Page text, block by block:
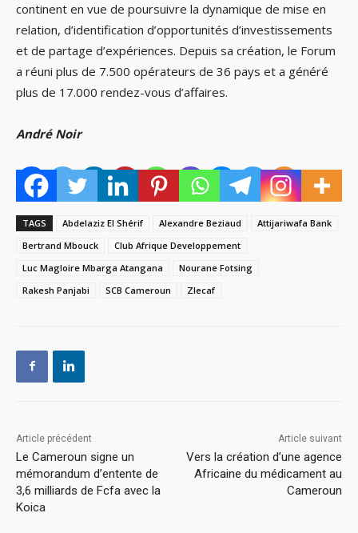
continent en vue de poursuivre la dynamique de mise en
relation, d’identification d’opportunités d’investissements
et de partage d’expériences. Depuis sa création, le Forum
a réuni plus de 7.500 opérateurs de 36 pays et a généré
plus de 17.000 rendez-vous d’affaires.
André Noir
TAGS Abdelaziz El Shérif Alexandre Beziaud
Attijariwafa Bank
Bertrand Mbouck
Club Afrique Developpement
Luc Magloire Mbarga Atangana
Nourane Fotsing
Rakesh Panjabi
SCB Cameroun Zlecaf
Article précédent
Le Cameroun signe un
mémorandum d’entente de
3,6 milliards de Fcfa avec la
Koica
Article suivant
Vers la création d’une agence
Africaine du médicament au
Cameroun